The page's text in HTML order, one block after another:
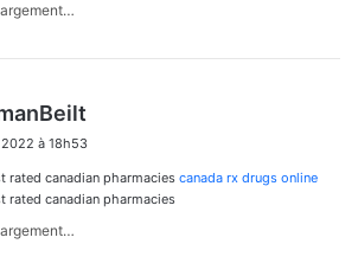
t
:
2022 à 18h53
rated canadian pharmacies canada rx drugs online
rated canadian pharmacies